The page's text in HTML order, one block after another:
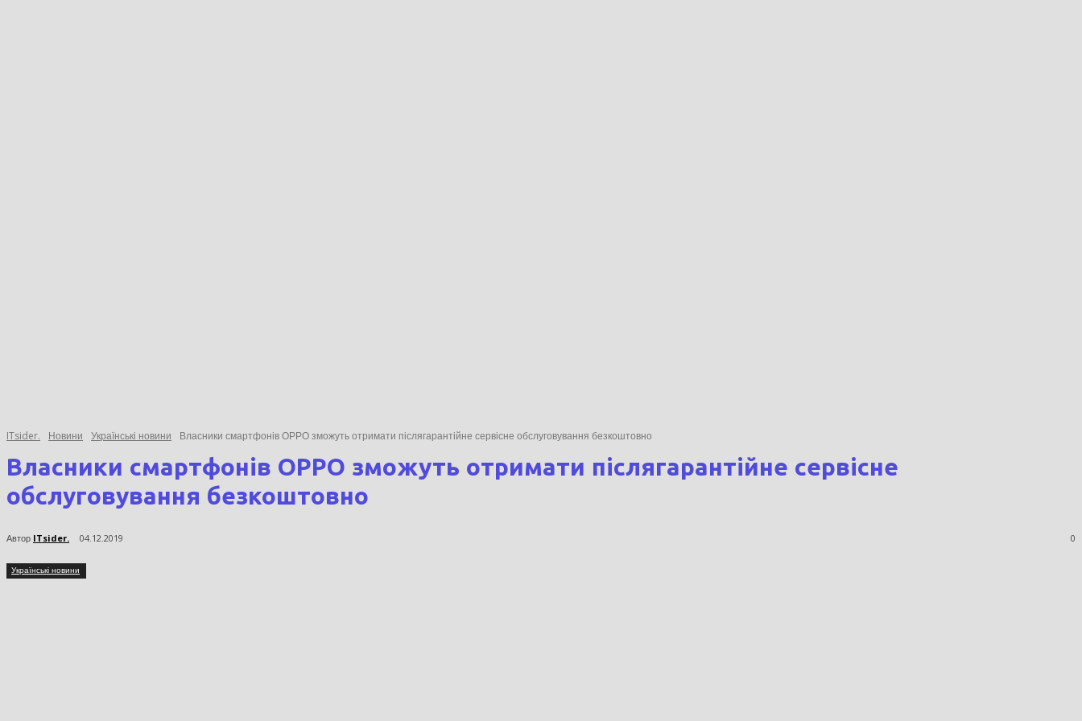
ITsider. Новини Українські новини Власники смартфонів ОРРО зможуть отримати післягарантійне сервісне обслуговування безкоштовно
Власники смартфонів ОРРО зможуть отримати післягарантійне сервісне
обслуговування безкоштовно
Автор ITsider. 04.12.2019 0
Українські новини